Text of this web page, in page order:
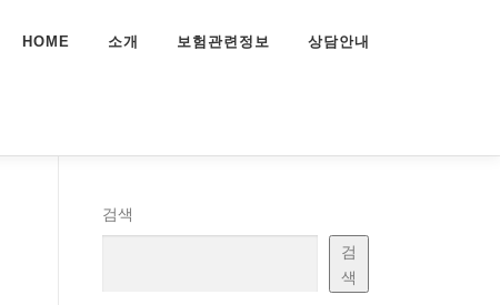
HOME 소개 보험관련정보 상담안내
검색
검
색